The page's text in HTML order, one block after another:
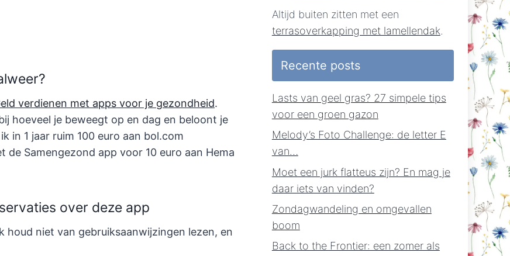
verdienen met apps voor je gezondheid.
hoeveel je beweegt op en dag en beloont je
in 1 jaar ruim 100 euro aan bol.com
Samengezond app voor 10 euro aan Hema
over deze app
houd niet van gebruiksaanwijzingen lezen, en
Altijd buiten zitten met een
terrasoverkapping met lamellendak.
Recente posts
Lasts van geel gras? 27 simpele tips
voor een groen gazon
Melody’s Foto Challenge: de letter E
van…
Moet een jurk flatteus zijn? En mag je
daar iets van vinden?
Zondagwandeling en omgevallen
boom
Back to the Frontier: een zomer als